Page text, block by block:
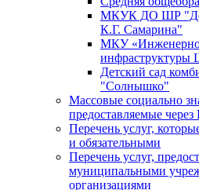
МКУК ДО ШР
К.Г. Самарина"
МКУ «Инженерно-
инфраструктуры
Детский сад
"Солнышко"
Массовые социально
предоставляемые через
Перечень услуг,
и обязательными
Перечень услуг,
муниципальными
организациями